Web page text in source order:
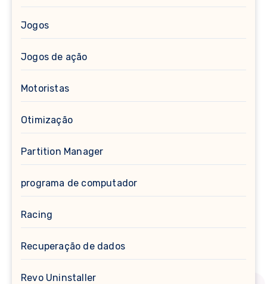
Jogos
Jogos de ação
Motoristas
Otimização
Partition Manager
programa de computador
Racing
Recuperação de dados
Revo Uninstaller